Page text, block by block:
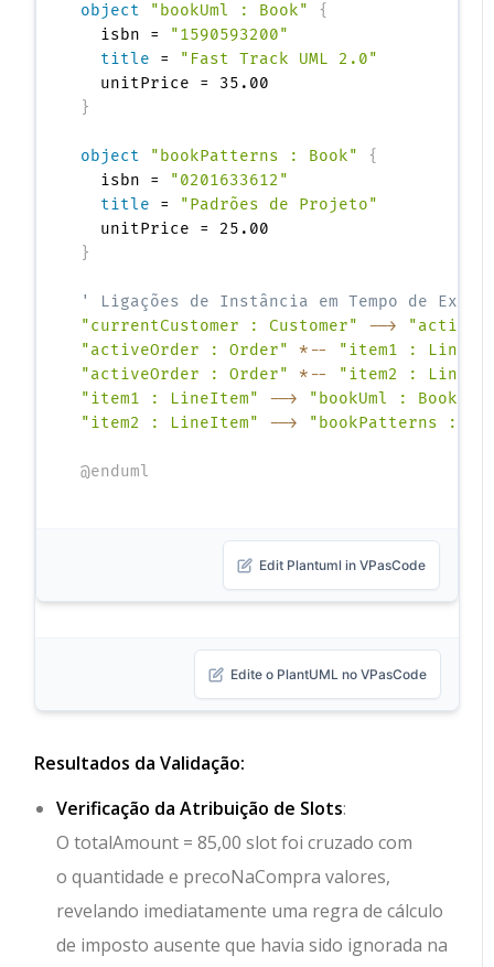
object "bookUml : Book"
{
  isbn =
"1590593200"
title =
"Fast Track UML 2.0"
}
object "bookPatterns : Book"
{
  isbn =
"0201633612"
title =
"Padrões de Projeto"
}
' Ligações de Instância em Tempo de
"currentCustomer : Customer"
-->
"activeOrder : Order"
*--
"item1 :
"activeOrder : Order"
*--
"item2 :
"item1 : LineItem"
--> "bookUml : Book"
"item2 : LineItem"
--> "bookPatterns :
@enduml
Edit Plantuml in VPasCode
Edite o PlantUML no VPasCode
Resultados da Validação:
Verificação da Atribuição de Slots:
OtotalAmount = 85,00 slot foi cruzado com
oquantidade e precoNaCompra valores,
revelando imediatamente uma regra de cálculo
de imposto ausente que havia sido ignorada na